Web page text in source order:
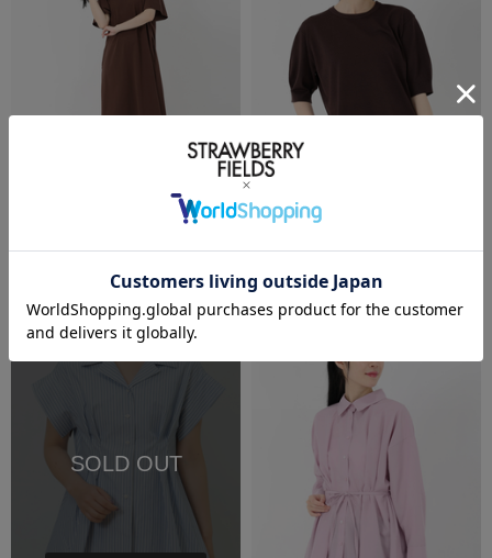
ICHIE STRAWBERRY-FIELDS
バックシャンカットソーワンピース
SALE 洗える
ICHIE STRAWBERRY-FIELDS
シンプルニットＴシャツ
SOLD OUT